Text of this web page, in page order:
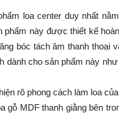
loa center duy nhất
phẩm này được thiết kế
bóc tách âm thanh thoại
cho sản phẩm này như
rõ phong cách làm loa
MDF thanh giằng bên